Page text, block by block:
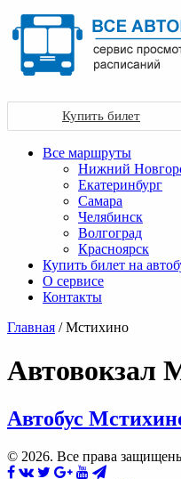
Купить билет
Все маршруты
Нижний
Екатеринбург
Самара
Челябинск
Волгоград
Красноярск
Купить билет на
О сервисе
Контакты
Главная / Мстихино
Автовокзал
Автобус
© 2026. Все права